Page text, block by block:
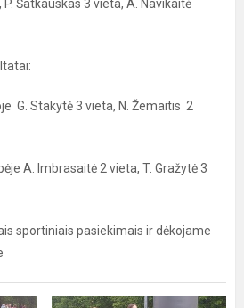
Šatkauskas 3 vieta, A. Navikaitė
G. Stakytė 3 vieta, N. Žemaitis 2
Imbrasaitė 2 vieta, T. Gražytė 3
sportiniais pasiekimais ir dėkojame